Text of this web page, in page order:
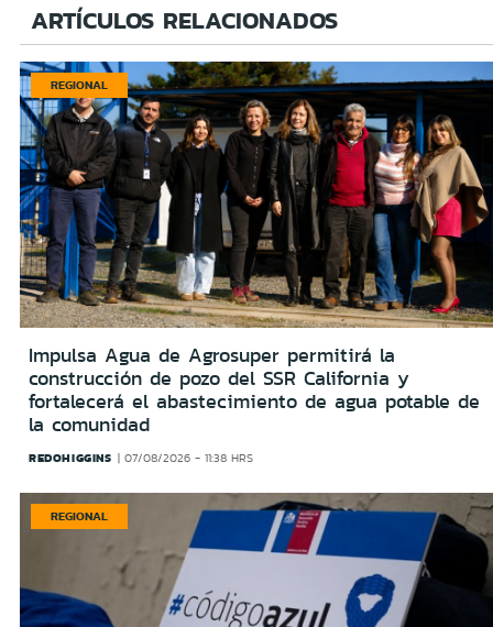
ARTÍCULOS RELACIONADOS
REGIONAL
Impulsa Agua de Agrosuper permitirá la
construcción de pozo del SSR California y
fortalecerá el abastecimiento de agua potable de
la comunidad
REDOHIGGINS 07/08/2026 - 11:38 HRS
REGIONAL